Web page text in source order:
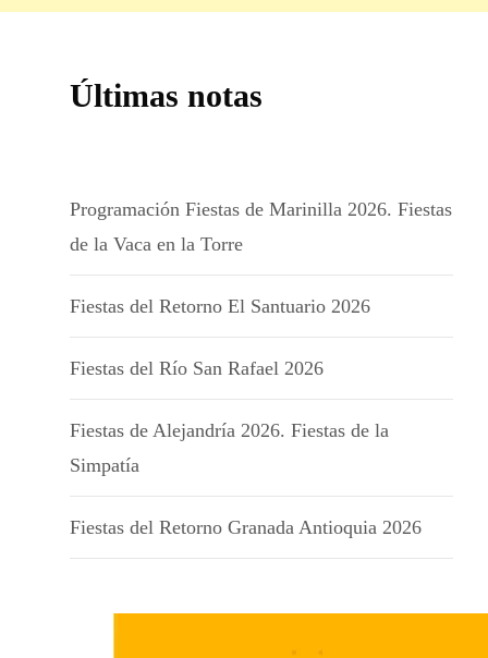
Últimas notas
Programación Fiestas de Marinilla 2026. Fiestas
de la Vaca en la Torre
Fiestas del Retorno El Santuario 2026
Fiestas del Río San Rafael 2026
Fiestas de Alejandría 2026. Fiestas de la
Simpatía
Fiestas del Retorno Granada Antioquia 2026